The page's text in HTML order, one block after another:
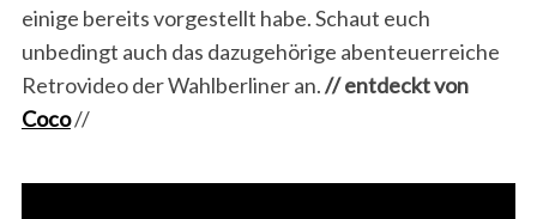
einige bereits vorgestellt habe. Schaut euch
unbedingt auch das dazugehörige abenteuerreiche
Retrovideo der Wahlberliner an.//entdeckt von
Coco//